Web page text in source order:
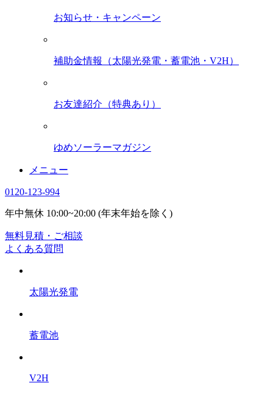
お知らせ・キャンペーン
補助金情報（太陽光発電・蓄電池・V2H）
お友達紹介（特典あり）
ゆめソーラーマガジン
メニュー
0120-123-994
年中無休 10:00~20:00 (年末年始を除く)
無料見積・ご相談
よくある質問
太陽光発電
蓄電池
V2H